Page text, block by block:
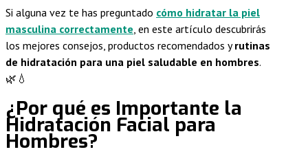
Si alguna vez te has preguntado cómo hidratar la piel
masculina correctamente , en este artículo descubrirás
los mejores consejos, productos recomendados yrutinas
de hidratación para una piel saludable en hombres.
🌿💧
¿Por qué es Importante la
Hidratación Facial para
Hombres?